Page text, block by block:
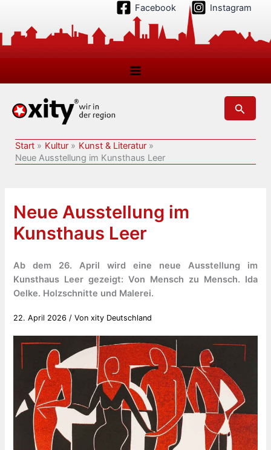
springen
Facebook Instagram
Suchen
Start Kultur
Kunst & Literatur
Neue Ausstellung im Kunsthaus Leer
Neue Ausstellung im
Kunsthaus Leer
Ab dem 26. April wird eine neue Ausstellung im
Kunsthaus Leer gezeigt: Von Mensch zu Mensch. Ida
Oelke. Holzschnitte und Malerei.
22. April 2026 / Vonxity Deutschland